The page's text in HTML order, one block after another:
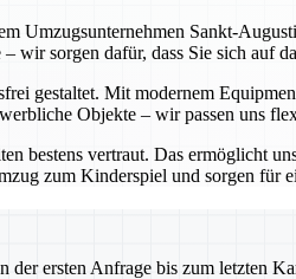
Sankt-
sorgen dafür, dass Sie sich auf
gestaltet. Mit modernem
Objekte – wir passen uns
bestens vertraut. Das ermöglicht
zum Kinderspiel und sorgen für
ersten Anfrage bis zum letzten